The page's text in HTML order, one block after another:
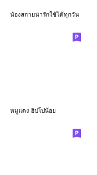
น้องสกายน่ารักใช้ได้ทุกวัน
หมูแดง ฮิปโปน้อย